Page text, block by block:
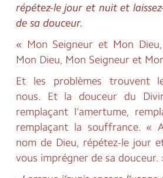
répétez-le jour et nuit et
de sa douceur.
« Mon Seigneur et Mon
Mon Dieu, Mon Seigneur et
Et les problèmes trouvent
nous. Et la douceur du
remplaçant l’amertume,
remplaçant la souffrance. «
nom de Dieu, répétez-le jour
vous imprégner de sa douceur.